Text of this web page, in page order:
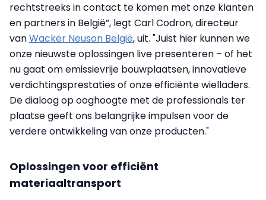
rechtstreeks in contact te komen met onze klanten
en partners in België”, legt Carl Codron, directeur
vanWacker Neuson België, uit. "Juist hier kunnen we
onze nieuwste oplossingen live presenteren – of het
nu gaat om emissievrije bouwplaatsen, innovatieve
verdichtingsprestaties of onze efficiënte wielladers.
De dialoog op ooghoogte met de professionals ter
plaatse geeft ons belangrijke impulsen voor de
verdere ontwikkeling van onze producten."
Oplossingen voor efficiënt
materiaaltransport